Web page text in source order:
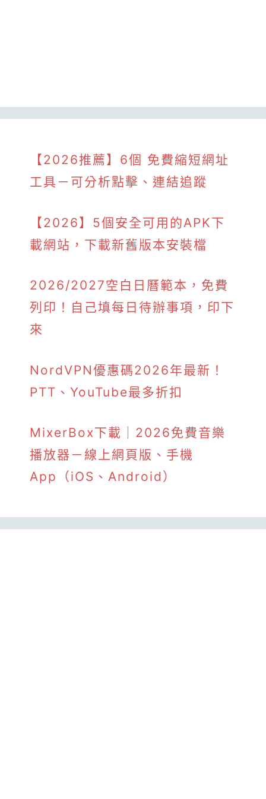
【2026推薦】6個 免費縮短網址
工具－可分析點擊、連結追蹤
【2026】5個安全可用的APK下
載網站，下載新舊版本安裝檔
2026/2027空白日曆範本，免費
列印！自己填每日待辦事項，印下
來
NordVPN優惠碼2026年最新！
PTT、YouTube最多折扣
MixerBox下載｜2026免費音樂
播放器－線上網頁版、手機
App（iOS、Android）